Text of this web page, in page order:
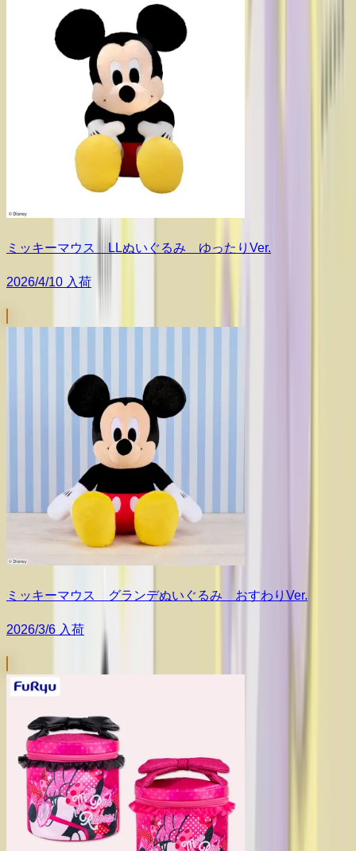
ミッキーマウス LLぬいぐるみ ゆったりVer.
2026/4/10 入荷
ミッキーマウス グランデぬいぐるみ おすわりVer.
2026/3/6 入荷